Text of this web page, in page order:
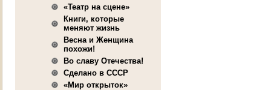
«Театр на сцене»
Книги, которые
меняют жизнь
Весна и Женщина
похожи!
Во славу Отечества!
Сделано в СССР
«Мир открыток»